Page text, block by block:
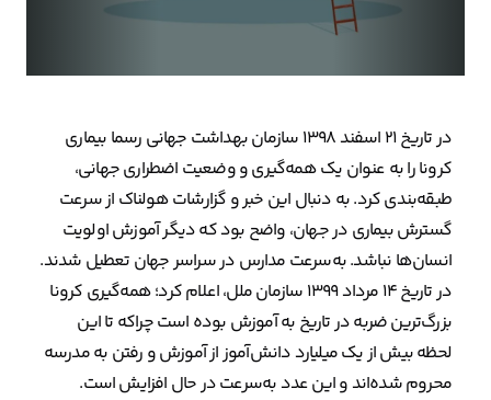
در تاریخ ۲۱ اسفند ۱۳۹۸ سازمان بهداشت جهانی رسما بیماری
کرونا را به عنوان یک همه‌گیری و وضعیت اضطراری جهانی،
طبقه‌بندی کرد. به دنبال این خبر و گزارشات هولناک از سرعت
گسترش بیماری در جهان، واضح بود که دیگر آموزش اولویت
انسان‌ها نباشد. به‌سرعت مدارس در سراسر جهان تعطیل شدند.‌
در تاریخ ۱۴ مرداد ۱۳۹۹ سازمان ملل، اعلام کرد؛ همه‌گیری کرونا
بزرگ‌ترین ضربه در تاریخ به آموزش بوده است چراکه تا این
لحظه بیش از یک میلیارد دانش‌آموز از آموزش و رفتن به مدرسه
محروم شده‌اند و این عدد به‌سرعت در حال افزایش است.